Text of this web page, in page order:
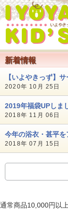
新着情報
【いよやきっず】
2020年 10月 25日
2019年福袋UPしま
2018年 11月 06日
今年の浴衣・甚平
2018年 07月 15日
通常商品10,000円以